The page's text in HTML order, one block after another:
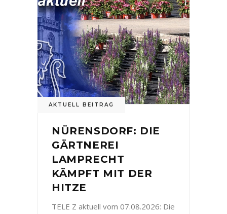
AKTUELL BEITRAG
NÜRENSDORF: DIE
GÄRTNEREI
LAMPRECHT
KÄMPFT MIT DER
HITZE
TELE Z aktuell vom 07.08.2026: Die